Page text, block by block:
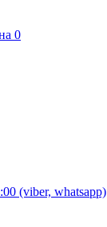
0
(viber, whatsapp)